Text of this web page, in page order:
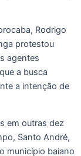
Rodrigo
protestou
agentes
a busca
a intenção de
em outras dez
Santo André,
município baiano